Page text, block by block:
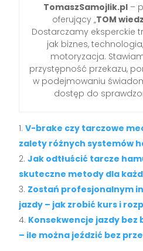
TomaszSamojlik.pl–
oferujący „TOM
Dostarczamy eksperckie
jak biznes,
motoryzacja.
przystępność przekazu,
w podejmowaniu
dostęp do
V-brake czy tarczowe
zalety różnych systemów
Jak odtłuścić tarcze
skuteczne metody dla
Zostań profesjonalnym
jazdy – jak zrobić kurs i
Konsekwencje jazdy
– ile można jeździć bez